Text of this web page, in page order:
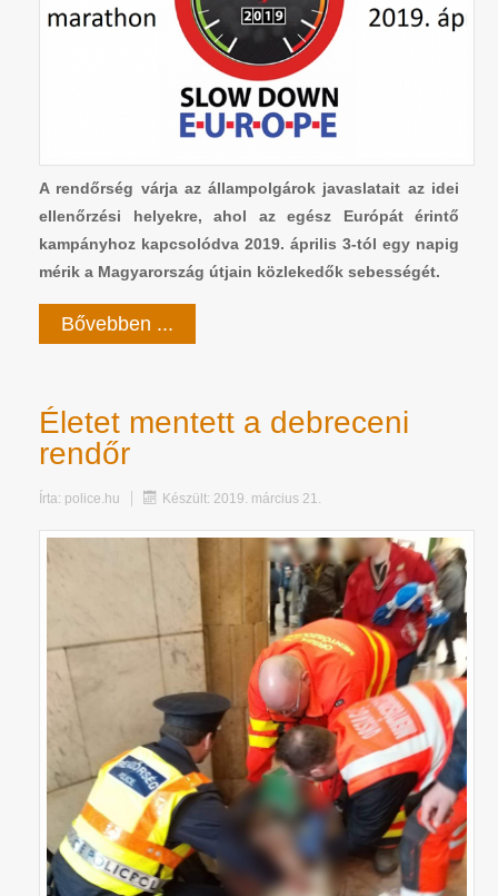
A rendőrség várja az állampolgárok javaslatait az idei
ellenőrzési helyekre, ahol az egész Európát érintő
kampányhoz kapcsolódva 2019. április 3-tól egy napig
mérik a Magyarország útjain közlekedők sebességét.
Bővebben ...
Életet mentett a debreceni
rendőr
Írta: police.hu Készült: 2019. március 21.